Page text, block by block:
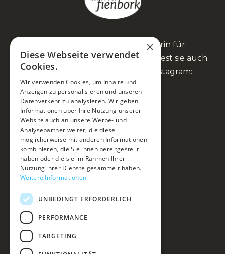
Anna Fienbork ist Heilpraktikerin für
Psychotherapie und Coach. Du findest sie auch
auf Facebook, YouTube und Instagram:
Mein Ansatz
Du & ich
Kurse & Events
Blog & Podcast
×
Diese Webseite verwendet
Cookies.
Wir verwenden Cookies, um Inhalte und
Anzeigen zu personalisieren und unseren
Datenverkehr zu analysieren. Wir geben
Informationen über Ihre Nutzung unserer
Website auch an unsere Werbe- und
Analysepartner weiter, die diese
möglicherweise mit anderen Informationen
kombinieren, die Sie ihnen bereitgestellt
haben oder die sie im Rahmen Ihrer
Nutzung ihrer Dienste gesammelt haben.
Weitere Informationen
UNBEDINGT ERFORDERLICH
PERFORMANCE
TARGETING